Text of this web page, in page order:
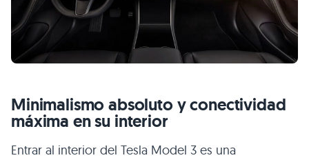
Minimalismo absoluto y conectividad
máxima en su interior
Entrar al interior del Tesla Model 3 es una